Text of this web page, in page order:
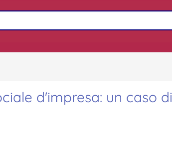
d'impresa: un caso di